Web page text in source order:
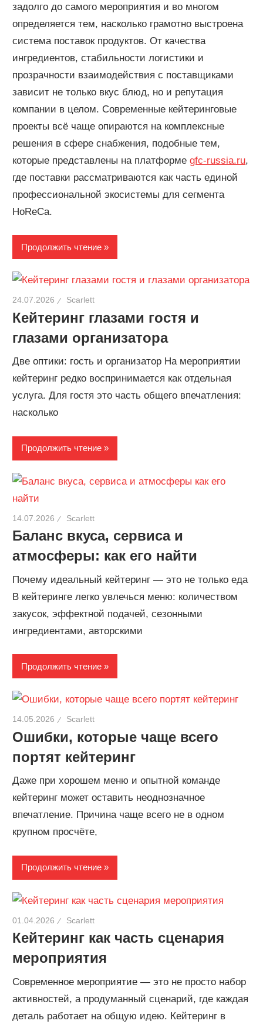
задолго до самого мероприятия и во многом
определяется тем, насколько грамотно выстроена
система поставок продуктов. От качества
ингредиентов, стабильности логистики и
прозрачности взаимодействия с поставщиками
зависит не только вкус блюд, но и репутация
компании в целом. Современные кейтеринговые
проекты всё чаще опираются на комплексные
решения в сфере снабжения, подобные тем,
которые представлены на платформеgfc-russia.ru,
где поставки рассматриваются как часть единой
профессиональной экосистемы для сегмента
HoReCa.
Продолжить чтение
24.07.2026 Scarlett
Кейтеринг глазами гостя и
глазами организатора
Две оптики: гость и организатор На мероприятии
кейтеринг редко воспринимается как отдельная
услуга. Для гостя это часть общего впечатления:
насколько
Продолжить чтение
14.07.2026 Scarlett
Баланс вкуса, сервиса и
атмосферы: как его найти
Почему идеальный кейтеринг — это не только еда
В кейтеринге легко увлечься меню: количеством
закусок, эффектной подачей, сезонными
ингредиентами, авторскими
Продолжить чтение
14.05.2026 Scarlett
Ошибки, которые чаще всего
портят кейтеринг
Даже при хорошем меню и опытной команде
кейтеринг может оставить неоднозначное
впечатление. Причина чаще всего не в одном
крупном просчёте,
Продолжить чтение
01.04.2026 Scarlett
Кейтеринг как часть сценария
мероприятия
Современное мероприятие — это не просто набор
активностей, а продуманный сценарий, где каждая
деталь работает на общую идею. Кейтеринг в